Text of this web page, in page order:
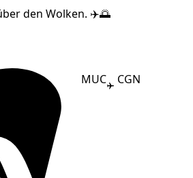
den Wolken. ✈️🌅
MUC CGN